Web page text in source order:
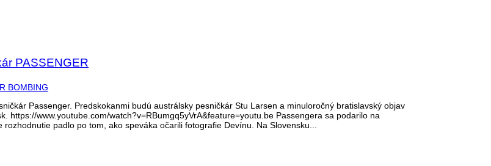
PASSENGER
Passenger. Predskokanmi budú austrálsky pesničkár Stu Larsen a minuloročný bratislavský objav
https://www.youtube.com/watch?v=RBumgq5yVrA&feature=youtu.be Passengera sa podarilo na
padlo po tom, ako speváka očarili fotografie Devínu. Na Slovensku...